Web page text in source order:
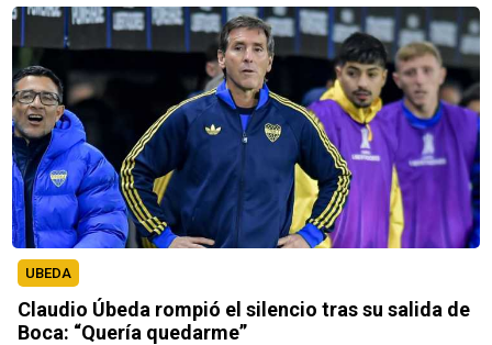
UBEDA
Claudio Úbeda rompió el silencio tras su salida de
Boca: “Quería quedarme”